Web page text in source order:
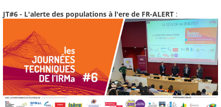
JT#6 - L'alerte des populations à l'ere de FR-ALERT :